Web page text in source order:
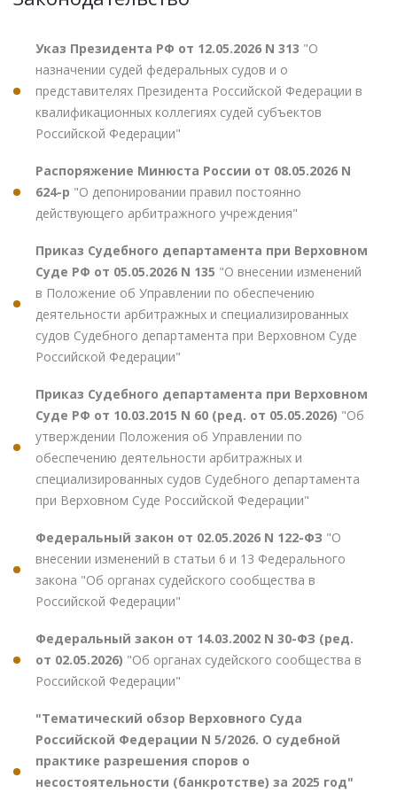
Указ Президента РФ от 12.05.2026 N 313 "О
назначении судей федеральных судов и о
представителях Президента Российской Федерации в
квалификационных коллегиях судей субъектов
Российской Федерации"
Распоряжение Минюста России от 08.05.2026 N
624-р "О депонировании правил постоянно
действующего арбитражного учреждения"
Приказ Судебного департамента при Верховном
Суде РФ от 05.05.2026 N 135 "О внесении изменений
в Положение об Управлении по обеспечению
деятельности арбитражных и специализированных
судов Судебного департамента при Верховном Суде
Российской Федерации"
Приказ Судебного департамента при Верховном
Суде РФ от 10.03.2015 N 60 (ред. от 05.05.2026) "Об
утверждении Положения об Управлении по
обеспечению деятельности арбитражных и
специализированных судов Судебного департамента
при Верховном Суде Российской Федерации"
Федеральный закон от 02.05.2026 N 122-ФЗ "О
внесении изменений в статьи 6 и 13 Федерального
закона "Об органах судейского сообщества в
Российской Федерации"
Федеральный закон от 14.03.2002 N 30-ФЗ (ред.
от 02.05.2026) "Об органах судейского сообщества в
Российской Федерации"
"Тематический обзор Верховного Суда
Российской Федерации N 5/2026. О судебной
практике разрешения споров о
несостоятельности (банкротстве) за 2025 год"